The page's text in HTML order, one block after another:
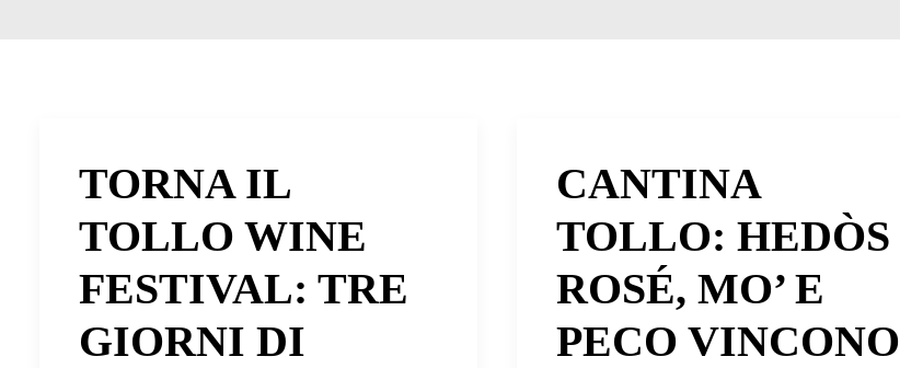
TORNA IL
TOLLO WINE
FESTIVAL: TRE
GIORNI DI
CANTINA
TOLLO: HEDÒS
ROSÉ, MO’ E
PECO VINCONO